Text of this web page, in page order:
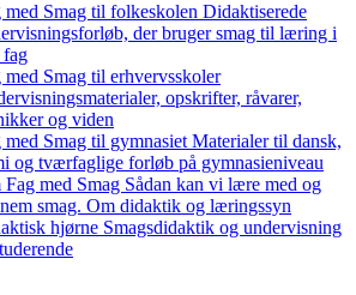
med Smag til folkeskolen Didaktiserede
der bruger smag til læring i
fag
med Smag til erhvervsskoler
opskrifter, råvarer,
og viden
med Smag til gymnasiet Materialer til dansk,
og tværfaglige forløb på gymnasieniveau
Fag med Smag Sådan kan vi lære med og
smag. Om didaktik og læringssyn
hjørne Smagsdidaktik og undervisning